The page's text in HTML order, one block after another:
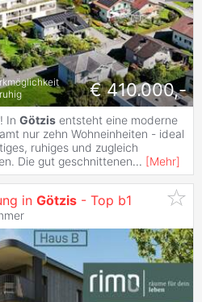
ruhig € 410.000,-
In Götzis entsteht eine moderne
nur zehn Wohneinheiten - ideal
ruhiges und zugleich
Die gut geschnittenen... [Mehr]
in Götzis - Top b1